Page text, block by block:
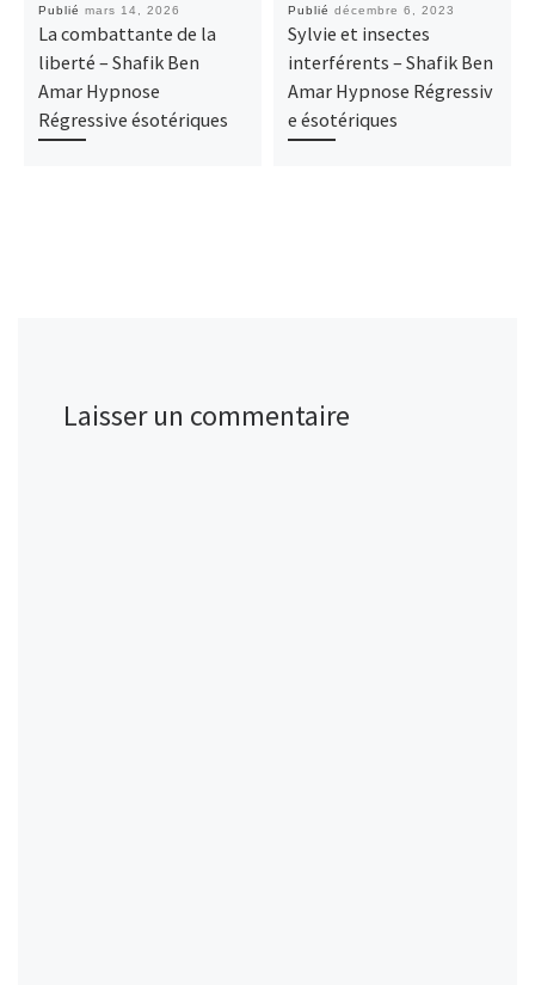
Publié mars 14, 2026
La combattante de la
liberté – Shafik Ben
Amar Hypnose
Régressive ésotériques
Publié décembre 6, 2023
Sylvie et insectes
interférents – Shafik Ben
Amar Hypnose Régressiv
e ésotériques
Laisser un commentaire